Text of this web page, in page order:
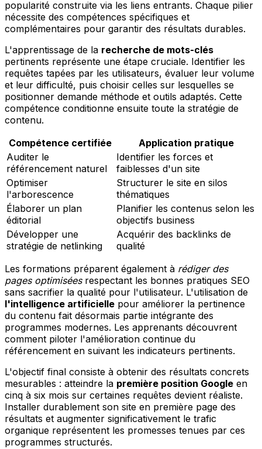
popularité construite via les liens entrants. Chaque pilier
nécessite des compétences spécifiques et
complémentaires pour garantir des résultats durables.
L'apprentissage de la recherche de mots-clés
pertinents représente une étape cruciale. Identifier les
requêtes tapées par les utilisateurs, évaluer leur volume
et leur difficulté, puis choisir celles sur lesquelles se
positionner demande méthode et outils adaptés. Cette
compétence conditionne ensuite toute la stratégie de
contenu.
Compétence certifiée
Application pratique
Auditer le
référencement naturel
Identifier les forces et
faiblesses d'un site
Optimiser
l'arborescence
Structurer le site en silos
thématiques
Élaborer un plan
éditorial
Planifier les contenus selon les
objectifs business
Développer une
stratégie de netlinking
Acquérir des backlinks de
qualité
Les formations préparent également à rédiger des
pages optimiséesrespectant les bonnes pratiques SEO
sans sacrifier la qualité pour l'utilisateur. L'utilisation de
l'intelligence artificielle pour améliorer la pertinence
du contenu fait désormais partie intégrante des
programmes modernes. Les apprenants découvrent
comment piloter l'amélioration continue du
référencement en suivant les indicateurs pertinents.
L'objectif final consiste à obtenir des résultats concrets
mesurables : atteindre la première position Google en
cinq à six mois sur certaines requêtes devient réaliste.
Installer durablement son site en première page des
résultats et augmenter significativement le trafic
organique représentent les promesses tenues par ces
programmes structurés.